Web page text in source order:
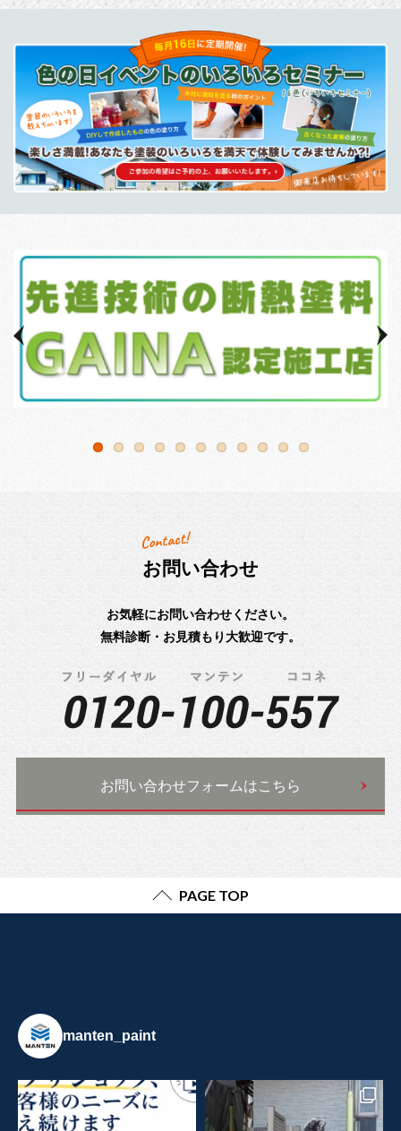
お問い合わせ
お気軽にお問い合わせください。
無料診断・お見積もり大歓迎です。
お問い合わせフォームはこちら
PAGE TOP
manten_paint